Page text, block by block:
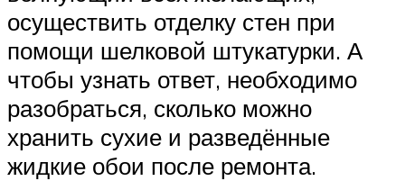
осуществить отделку стен при
помощи шелковой штукатурки. А
чтобы узнать ответ, необходимо
разобраться, сколько можно
хранить сухие и разведённые
жидкие обои после ремонта.